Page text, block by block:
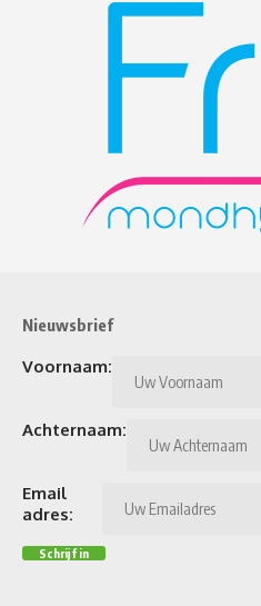
Nieuwsbrief
Voornaam:
Achternaam:
Email
adres: